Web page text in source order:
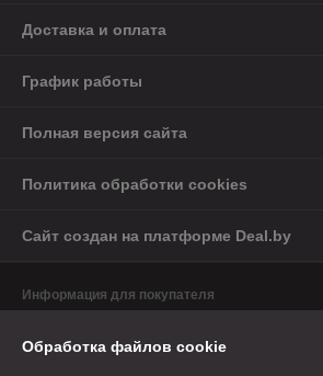
Доставка и оплата
График работы
Полная версия сайта
Политика обработки cookies
Сайт создан на платформе Deal.by
Информация для покупателя
г. Лида, ул. Игнатова, 71. Адрес магазина в г.
Левкова, 9
Обработка файлов cookie